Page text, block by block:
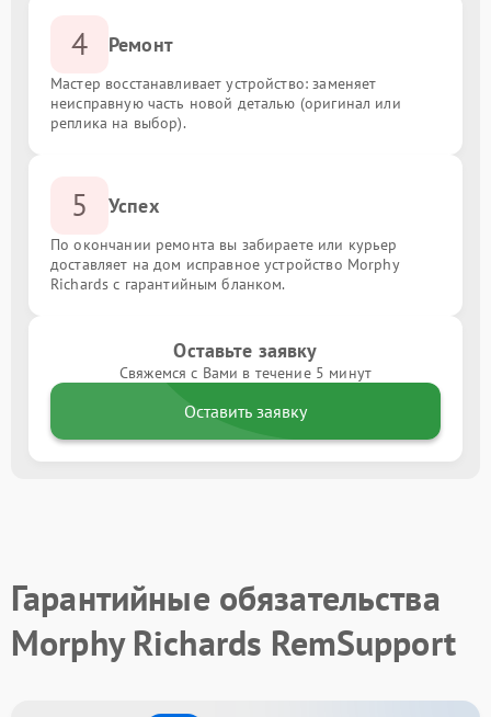
4 Ремонт
Мастер восстанавливает устройство: заменяет
неисправную часть новой деталью (оригинал или
реплика на выбор).
5 Успех
По окончании ремонта вы забираете или курьер
доставляет на дом исправное устройство Morphy
Richards с гарантийным бланком.
Оставьте заявку
Свяжемся с Вами в течение 5 минут
Оставить заявку
Гарантийные обязательства
Morphy Richards RemSupport